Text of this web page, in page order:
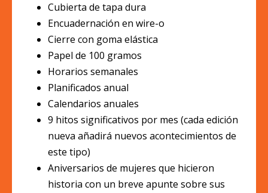
Cubierta de tapa dura
Encuadernación en wire-o
Cierre con goma elástica
Papel de 100 gramos
Horarios semanales
Planificados anual
Calendarios anuales
9 hitos significativos por mes (cada edición
nueva añadirá nuevos acontecimientos de
este tipo)
Aniversarios de mujeres que hicieron
historia con un breve apunte sobre sus